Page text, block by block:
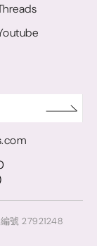
號 27921248